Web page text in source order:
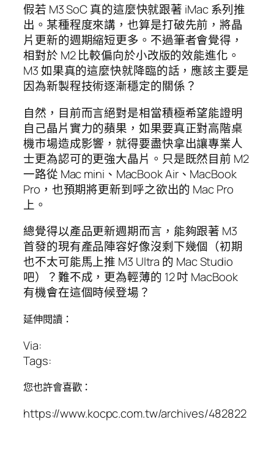
假若 M3 SoC 真的這麼快就跟著 iMac 系列推
出。某種程度來講，也算是打破先前，將晶
片更新的週期縮短更多。不過筆者會覺得，
相對於 M2 比較偏向於小改版的效能進化。
M3 如果真的這麼快就降臨的話，應該主要是
因為新製程技術逐漸穩定的關係？
自然，目前而言絕對是相當積極希望能證明
自己晶片實力的蘋果，如果要真正對高階桌
機市場造成影響，就得要盡快拿出讓專業人
士更為認可的更強大晶片。只是既然目前 M2
一路從 Mac mini、MacBook Air、MacBook
Pro，也預期將更新到呼之欲出的 Mac Pro
上。
總覺得以產品更新週期而言，能夠跟著 M3
首發的現有產品陣容好像沒剩下幾個（初期
也不太可能馬上推 M3 Ultra 的 Mac Studio
吧）？難不成，更為輕薄的 12 吋 MacBook
有機會在這個時候登場？
延伸閱讀：
Via:
Tags:
您也許會喜歡：
https://www.kocpc.com.tw/archives/482822